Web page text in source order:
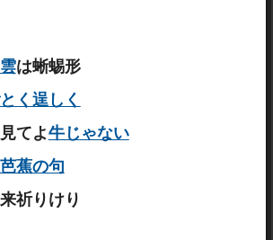
は蜥蜴形
く逞しく
てよ牛じゃない
蕉の句
祈りけり